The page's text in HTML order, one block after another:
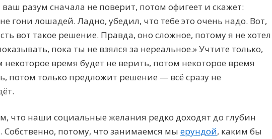
разум сначала не поверит, потом офигеет и скажет:
гони лошадей. Ладно, убедил, что тебе это очень надо. Вот,
вот такое решение. Правда, оно сложное, потому я не хотел
пока ты не взялся за нереальное.» Учтите только,
некоторое время будет не верить, потом некоторое время
потом только предложит решение — всё сразу не
что наши социальные желания редко доходят до глубин
Собственно, потому, что занимаемся мы ерундой, каким бы